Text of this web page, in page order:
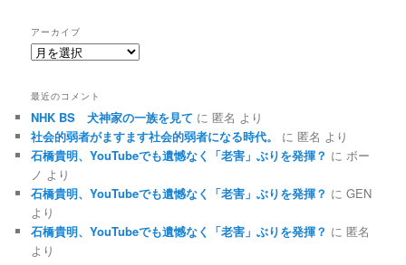
アーカイブ
ア
イ
ブ
最近のコメント
NHK BS 犬神家の一族を見て に匿名 より
社会的弱者がますます社会的弱者になる時代。
に匿名 より
石橋貴明、YouTubeでも遺憾なく「老害」ぶりを発揮？ にボー
ノ より
石橋貴明、YouTubeでも遺憾なく「老害」ぶりを発揮？ にGEN
より
石橋貴明、YouTubeでも遺憾なく「老害」ぶりを発揮？ に匿名
より